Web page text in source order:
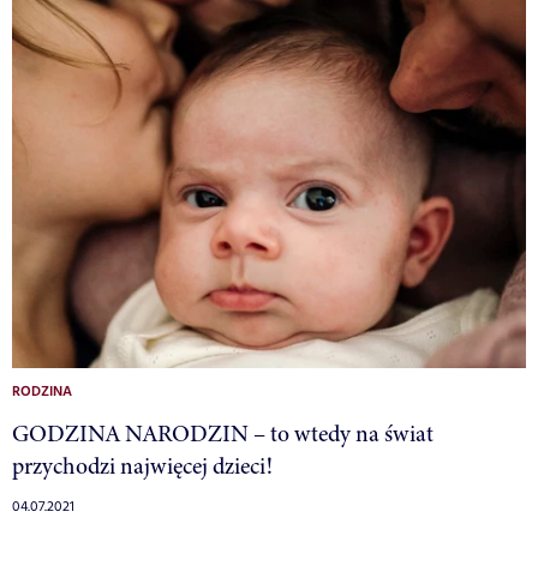
RODZINA
GODZINA NARODZIN – to wtedy na świat
przychodzi najwięcej dzieci!
04.07.2021